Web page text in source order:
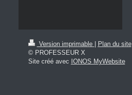
Version imprimable | Plan du site
© PROFESSEUR X
Site créé avec IONOS MyWebsite